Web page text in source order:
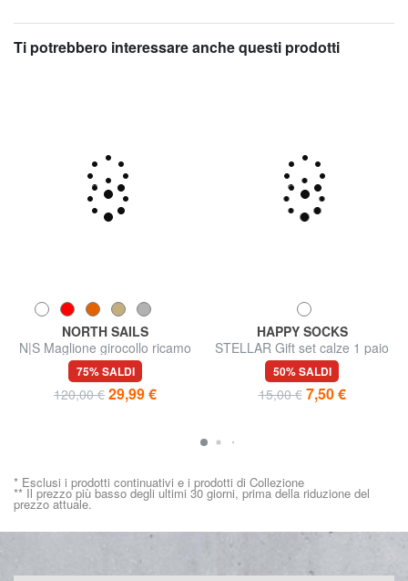
Ti potrebbero interessare anche questi prodotti
NORTH SAILS
N|S Maglione girocollo ricamo
logo
75% SALDI
120,00 € 29,99 €
HAPPY SOCKS
STELLAR Gift set calze 1 paio
50% SALDI
15,00 € 7,50 €
* Esclusi i prodotti continuativi e i prodotti di Collezione
** Il prezzo più basso degli ultimi 30 giorni, prima della riduzione del
prezzo attuale.